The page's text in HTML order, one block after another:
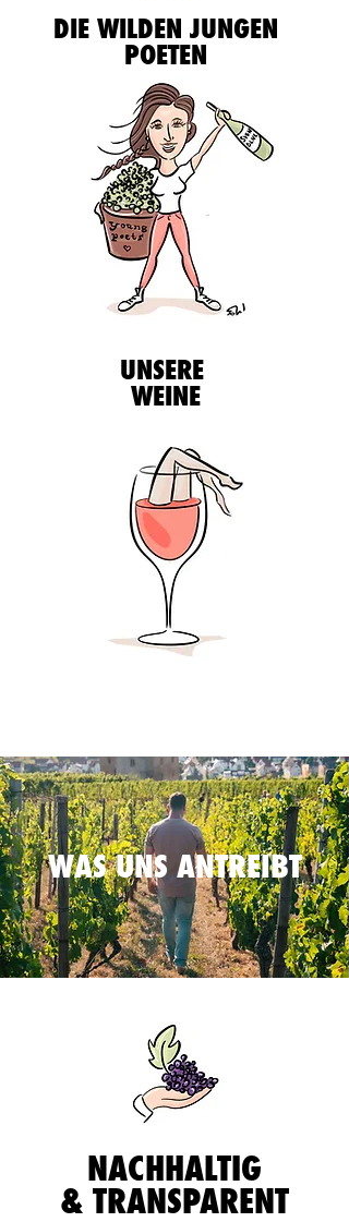
DIE WILDEN JUNGEN
POETEN
UNSERE
WEINE
WAS UNS ANTREIBT
NACHHALTIG
& TRANSPARENT